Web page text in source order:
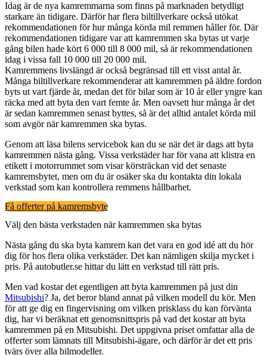
Idag är de nya kamremmarna som finns på marknaden betydligt
starkare än tidigare. Därför har flera biltillverkare också utökat
rekommendationen för hur många körda mil remmen håller för. Där
rekommendationen tidigare var att kamremmen ska bytas ut varje
gång bilen hade kört 6 000 till 8 000 mil, så är rekommendationen
idag i vissa fall 10 000 till 20 000 mil.
Kamremmens livslängd är också begränsad till ett visst antal år.
Många biltillverkare rekommenderar att kamremmen på äldre fordon
byts ut vart fjärde år, medan det för bilar som är 10 år eller yngre kan
räcka med att byta den vart femte år. Men oavsett hur många år det
är sedan kamremmen senast byttes, så är det alltid antalet körda mil
som avgör när kamremmen ska bytas.
Genom att läsa bilens servicebok kan du se när det är dags att byta
kamremmen nästa gång. Vissa verkstäder har för vana att klistra en
etikett i motorrummet som visar körsträckan vid det senaste
kamremsbytet, men om du är osäker ska du kontakta din lokala
verkstad som kan kontrollera remmens hållbarhet.
Få offerter på kamremsbyte
Välj den bästa verkstaden när kamremmen ska bytas
Nästa gång du ska byta kamrem kan det vara en god idé att du hör
dig för hos flera olika verkstäder. Det kan nämligen skilja mycket i
pris. På autobutler.se hittar du lätt en verkstad till rätt pris.
Men vad kostar det egentligen att byta kamremmen på just din
Mitsubishi? Ja, det beror bland annat på vilken modell du kör. Men
för att ge dig en fingervisning om vilken prisklass du kan förvänta
dig, har vi beräknat ett genomsnittspris på vad det kostar att byta
kamremmen på en Mitsubishi. Det uppgivna priset omfattar alla de
offerter som lämnats till Mitsubishi-ägare, och därför är det ett pris
tvärs över alla bilmodeller.